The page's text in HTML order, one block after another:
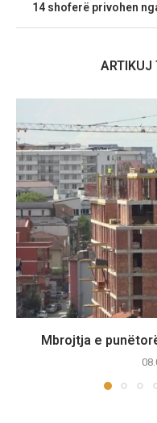
14 shoferë privohen
ARTIKUJ
Mbrojtja e